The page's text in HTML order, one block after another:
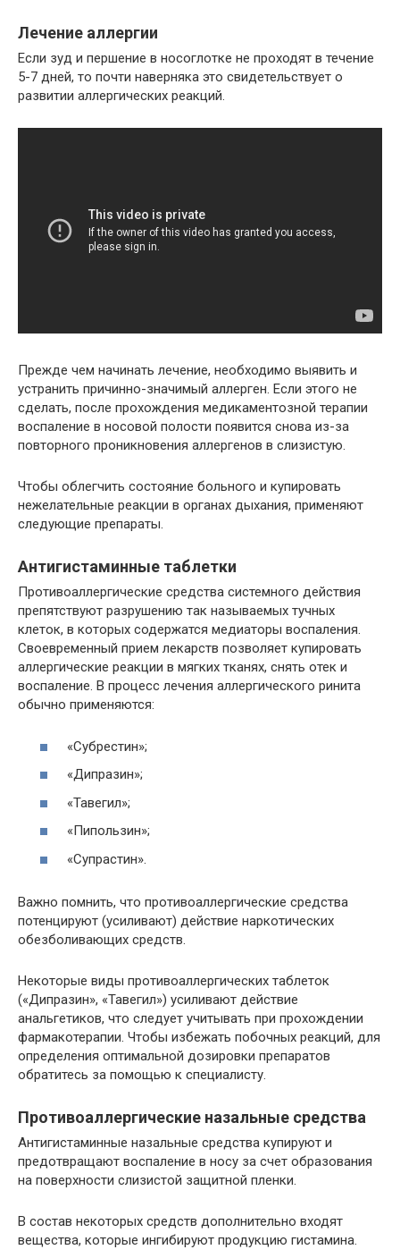
Лечение аллергии
Если зуд и першение в носоглотке не проходят в течение
5-7 дней, то почти наверняка это свидетельствует о
развитии аллергических реакций.
Прежде чем начинать лечение, необходимо выявить и
устранить причинно-значимый аллерген. Если этого не
сделать, после прохождения медикаментозной терапии
воспаление в носовой полости появится снова из-за
повторного проникновения аллергенов в слизистую.
Чтобы облегчить состояние больного и купировать
нежелательные реакции в органах дыхания, применяют
следующие препараты.
Антигистаминные таблетки
Противоаллергические средства системного действия
препятствуют разрушению так называемых тучных
клеток, в которых содержатся медиаторы воспаления.
Своевременный прием лекарств позволяет купировать
аллергические реакции в мягких тканях, снять отек и
воспаление. В процесс лечения аллергического ринита
обычно применяются:
«Субрестин»;
«Дипразин»;
«Тавегил»;
«Пипользин»;
«Супрастин».
Важно помнить, что противоаллергические средства
потенцируют (усиливают) действие наркотических
обезболивающих средств.
Некоторые виды противоаллергических таблеток
(«Дипразин», «Тавегил») усиливают действие
анальгетиков, что следует учитывать при прохождении
фармакотерапии. Чтобы избежать побочных реакций, для
определения оптимальной дозировки препаратов
обратитесь за помощью к специалисту.
Противоаллергические назальные средства
Антигистаминные назальные средства купируют и
предотвращают воспаление в носу за счет образования
на поверхности слизистой защитной пленки.
В состав некоторых средств дополнительно входят
вещества, которые ингибируют продукцию гистамина.